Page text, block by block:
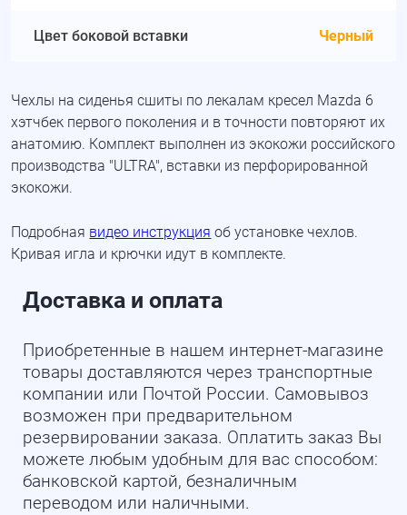
Цвет боковой вставки Черный
Чехлы на сиденья сшиты по лекалам кресел Mazda 6
хэтчбек первого поколения и в точности повторяют их
анатомию. Комплект выполнен из экокожи российского
производства "ULTRA", вставки из перфорированной
экокожи.
Подробная видео инструкция об установке чехлов.
Кривая игла и крючки идут в комплекте.
Доставка и оплата
Приобретенные в нашем интернет-магазине
товары доставляются через транспортные
компании или Почтой России. Самовывоз
возможен при предварительном
резервировании заказа. Оплатить заказ Вы
можете любым удобным для вас способом:
банковской картой, безналичным
переводом или наличными.